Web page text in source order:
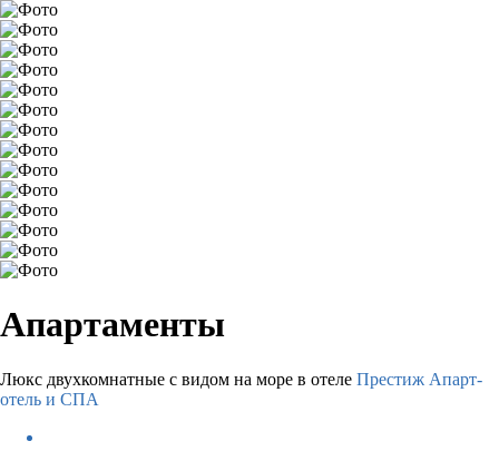
Апартаменты
Люкс двухкомнатные с видом на море в отеле Престиж Апарт-
отель и СПА